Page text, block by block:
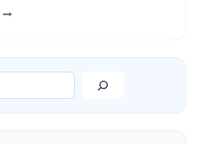
CONCEVOIR